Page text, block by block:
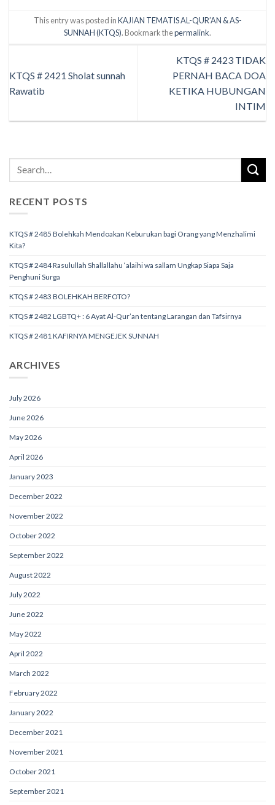
This entry was posted inKAJIAN TEMATIS AL-QUR’AN & AS-
SUNNAH (KTQS). Bookmark thepermalink.
KTQS # 2421 Sholat sunnah
Rawatib
KTQS # 2423 TIDAK
PERNAH BACA DOA
KETIKA HUBUNGAN
INTIM
RECENT POSTS
KTQS # 2485 Bolehkah Mendoakan Keburukan bagi Orang yang Menzhalimi
Kita?
KTQS # 2484 Rasulullah Shallallahu ‘alaihi wa sallam Ungkap Siapa Saja
Penghuni Surga
KTQS # 2483 BOLEHKAH BERFOTO?
KTQS # 2482 LGBTQ+ : 6 Ayat Al-Qur’an tentang Larangan dan Tafsirnya
KTQS # 2481 KAFIRNYA MENGEJEK SUNNAH
ARCHIVES
July 2026
June 2026
May 2026
April 2026
January 2023
December 2022
November 2022
October 2022
September 2022
August 2022
July 2022
June 2022
May 2022
April 2022
March 2022
February 2022
January 2022
December 2021
November 2021
October 2021
September 2021